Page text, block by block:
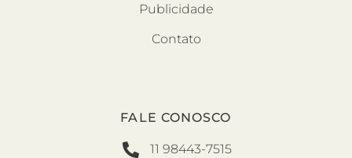
Publicidade
Contato
FALE CONOSCO
11 98443-7515